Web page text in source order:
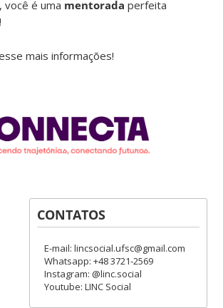
você é uma mentorada perfeita
mais informações!
CONTATOS
E-mail: lincsocial.ufsc@gmail.com
Whatsapp: +48 3721-2569
Instagram: @linc.social
Youtube: LINC Social